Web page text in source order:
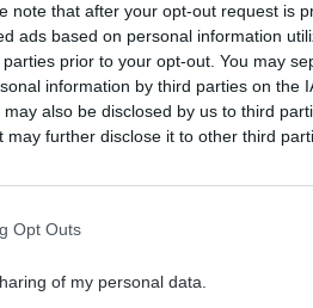
note that after your opt-out request is
ads based on personal information
prior to your opt-out. You may
information by third parties on the
also be disclosed by us to third
may further disclose it to other third
Opt Outs
of my personal data.
Tarifs SMS
Pour plus de